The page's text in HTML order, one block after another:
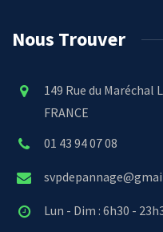
Nous Trouver
149 Rue du Maréchal
FRANCE
01 43 94 07 08
Lun - Dim : 6h30 -